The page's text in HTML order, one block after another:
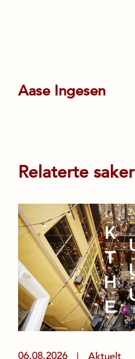
Aase Ingesen
Relaterte saker
06.08.2026 Aktuelt